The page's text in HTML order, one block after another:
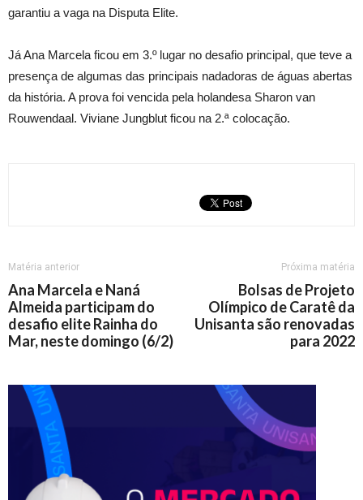
garantiu a vaga na Disputa Elite.
Já Ana Marcela ficou em 3.º lugar no desafio principal, que teve a
presença de algumas das principais nadadoras de águas abertas
da história. A prova foi vencida pela holandesa Sharon van
Rouwendaal. Viviane Jungblut ficou na 2.ª colocação.
Matéria anterior
Ana Marcela e Naná
Almeida participam do
desafio elite Rainha do
Mar, neste domingo (6/2)
Próxima matéria
Bolsas de Projeto
Olímpico de Caratê da
Unisanta são renovadas
para 2022